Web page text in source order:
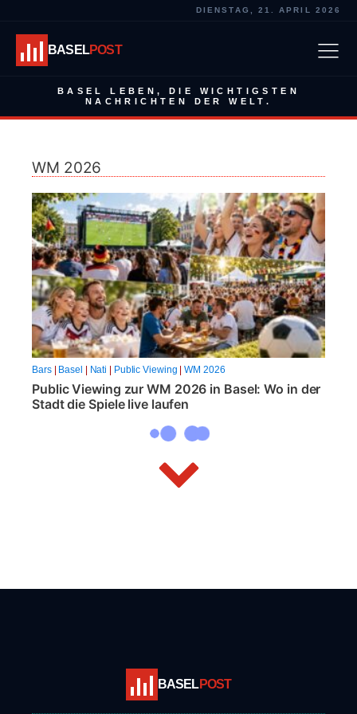
DIENSTAG, 21. APRIL 2026
BASELPOST
BASEL LEBEN, DIE WICHTIGSTEN
NACHRICHTEN DER WELT.
WM 2026
Bars| Basel Nati Public Viewing |WM 2026
Public Viewing zur WM 2026 in Basel: Wo in der
Stadt die Spiele live laufen
BASELPOST